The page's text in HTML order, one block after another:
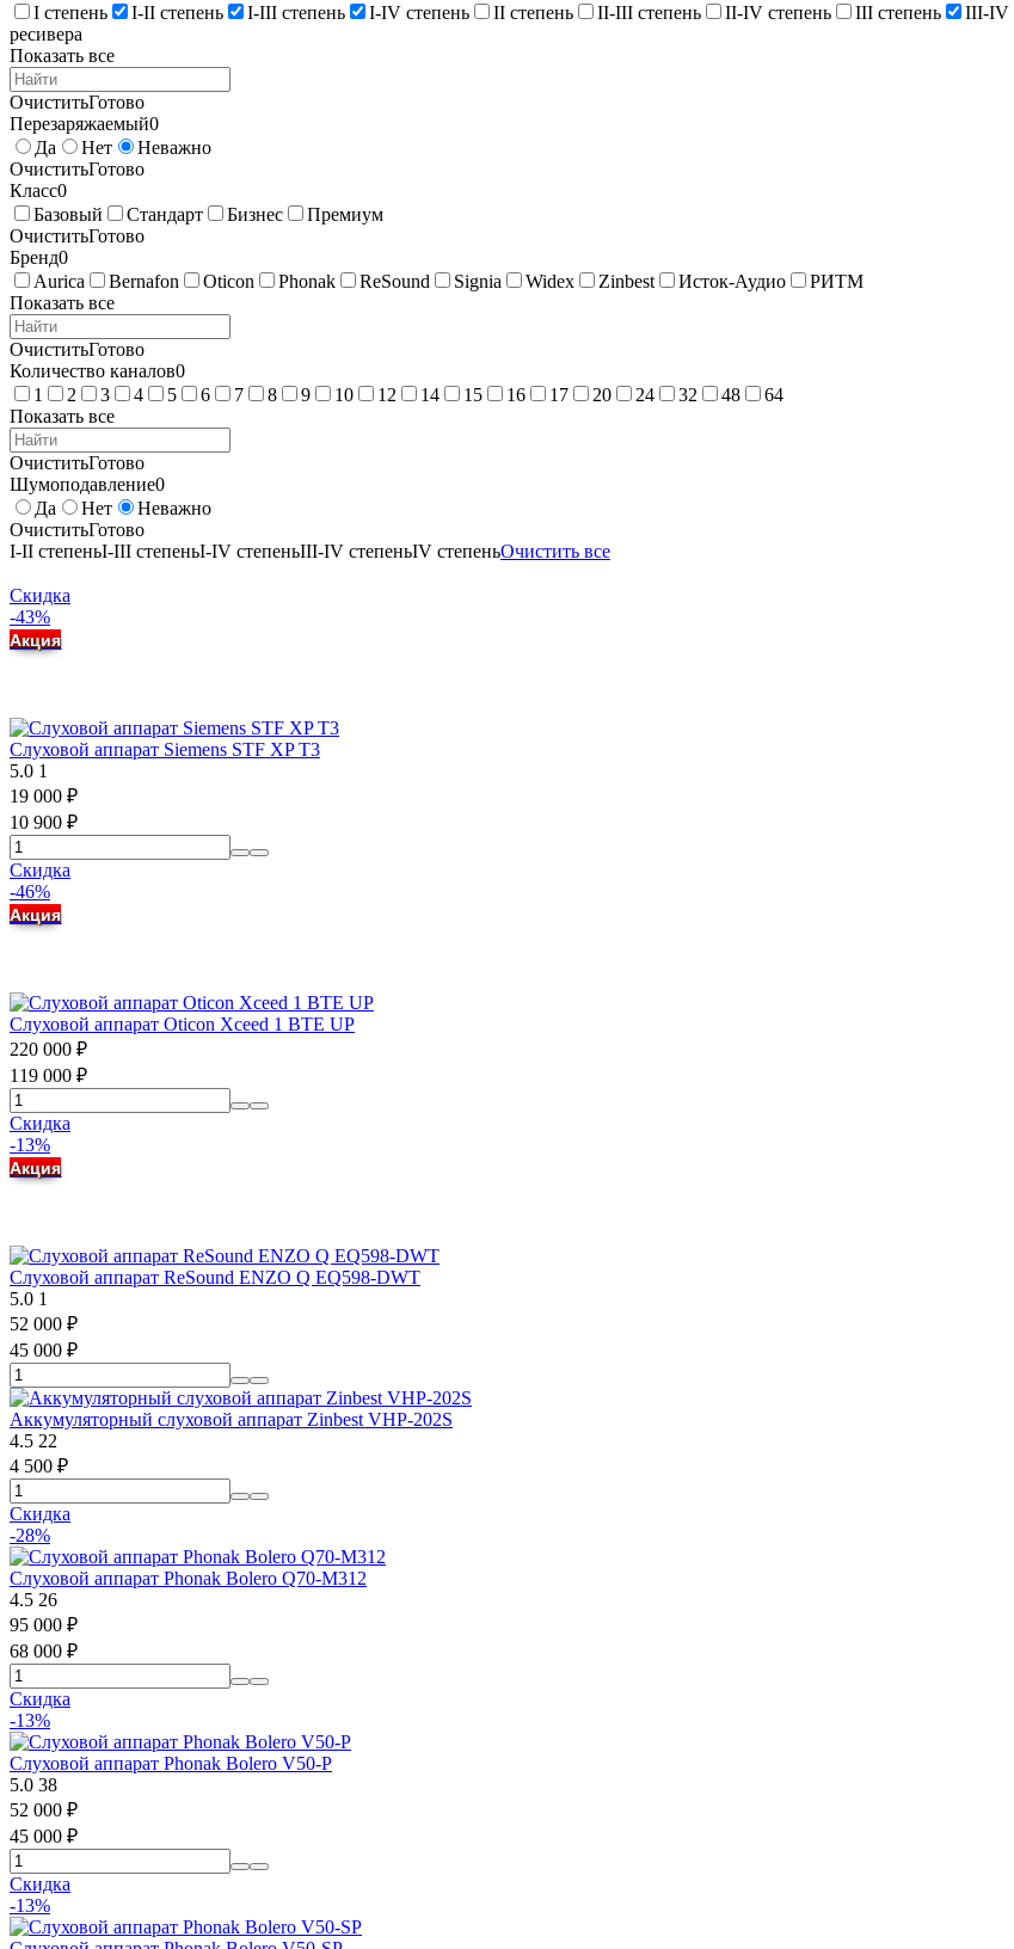
I степень
I-II степень I-III степень I-IV степень II степень II-III степень II-IV степень III степень III-IV
ресивера
Показать все
ОчиститьГотово
Перезаряжаемый0
Да
Нет
Неважно
ОчиститьГотово
Класс0
Базовый
Стандарт Бизнес
Премиум
ОчиститьГотово
Бренд0
Aurica
Bernafon Oticon Phonak ReSound Signia Widex Zinbest Исток-Аудио
РИТМ
Показать все
ОчиститьГотово
Количество каналов0
1
2 3 4 5 6 7 8 9 10 12 14 15 16 17 20 24 32 48
64
Показать все
ОчиститьГотово
Шумоподавление0
Да
Нет
Неважно
ОчиститьГотово
I-II степеньI-III степеньI-IV степеньIII-IV степеньIV степеньОчистить все
Скидка
-43%
Акция
Слуховой аппарат Siemens STF XP T3
5.0 1
19 000 ₽
10 900 ₽
Скидка
-46%
Акция
Слуховой аппарат Oticon Xceed 1 BTE UP
220 000 ₽
119 000 ₽
Скидка
-13%
Акция
Слуховой аппарат ReSound ENZO Q EQ598-DWT
5.0 1
52 000 ₽
45 000 ₽
Аккумуляторный слуховой аппарат Zinbest VHP-202S
4.5 22
4 500 ₽
Скидка
-28%
Слуховой аппарат Phonak Bolero Q70-M312
4.5 26
95 000 ₽
68 000 ₽
Скидка
-13%
Слуховой аппарат Phonak Bolero V50-P
5.0 38
52 000 ₽
45 000 ₽
Скидка
-13%